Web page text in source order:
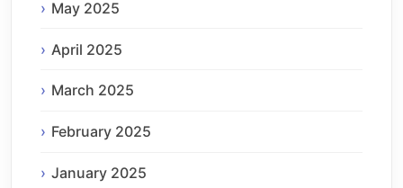
May 2025
April 2025
March 2025
February 2025
January 2025